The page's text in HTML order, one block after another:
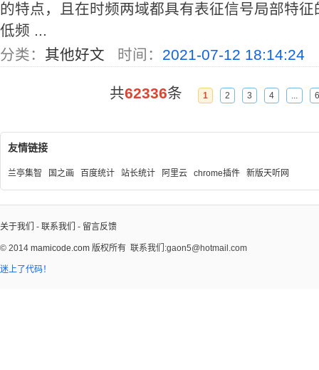
的特点，且在时频两域都具有表征信号局部特
低频 ...
分类： 其他好文 时间： 2021-07-12 18:14:24
共62336条 1 2 3 4 ...
友情链接
兰亭集智 国之画 百度统计 站长统计 阿里云 chrome插件 新版天听网
关于我们 - 联系我们 - 留言反馈
© 2014 mamicode.com 版权所有 联系我们:gaon5@hotmail.com
迷上了代码！